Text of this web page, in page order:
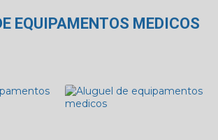
EQUIPAMENTOS MEDICOS